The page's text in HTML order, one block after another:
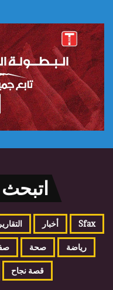
Sfax أخبار التقارير
رياضة صحة
قصة نجاح